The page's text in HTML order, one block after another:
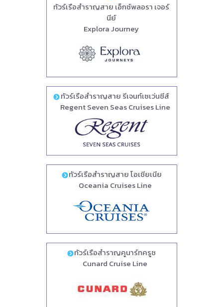
ทัวร์เรือสำราญสาย เอ็กซ์พลอรา เจอร์
นีย์
Explora Journey
ทัวร์เรือสำราญสาย รีเจนท์เซเว่นซีส์
Regent Seven Seas Cruises Line
ทัวร์เรือสำราญสาย โอเชียเนีย
Oceania Cruises Line
ทัวร์เรือสำราญคูนาร์ทครูซ
Cunard Cruise Line